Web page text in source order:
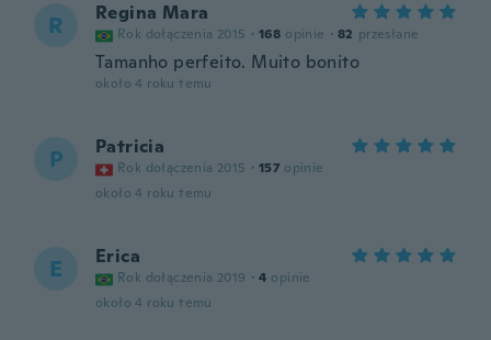
R Regina Mara
Rok dołączenia 2015 · 168 opinie · 82 przesłane
Tamanho perfeito. Muito bonito
około 4 roku temu
P Patricia
Rok dołączenia 2015 · 157 opinie
około 4 roku temu
E Erica
Rok dołączenia 2019 · 4 opinie
około 4 roku temu